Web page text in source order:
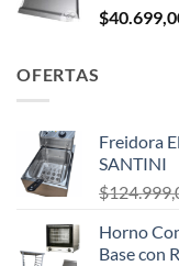
$
OFERTAS
Freidora
SANTINI
$
Horno
Base con